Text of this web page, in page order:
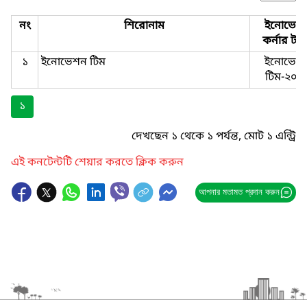
নং শিরোনাম
কর্নার
১
ইনোভেশন টিম
টিম-
১
দেখছেন ১ থেকে ১ পর্যন্ত, মোট ১ এন্ট্রি
এই কনটেন্টটি শেয়ার করতে ক্লিক করুন
আপনার মতামত প্রদান করুন